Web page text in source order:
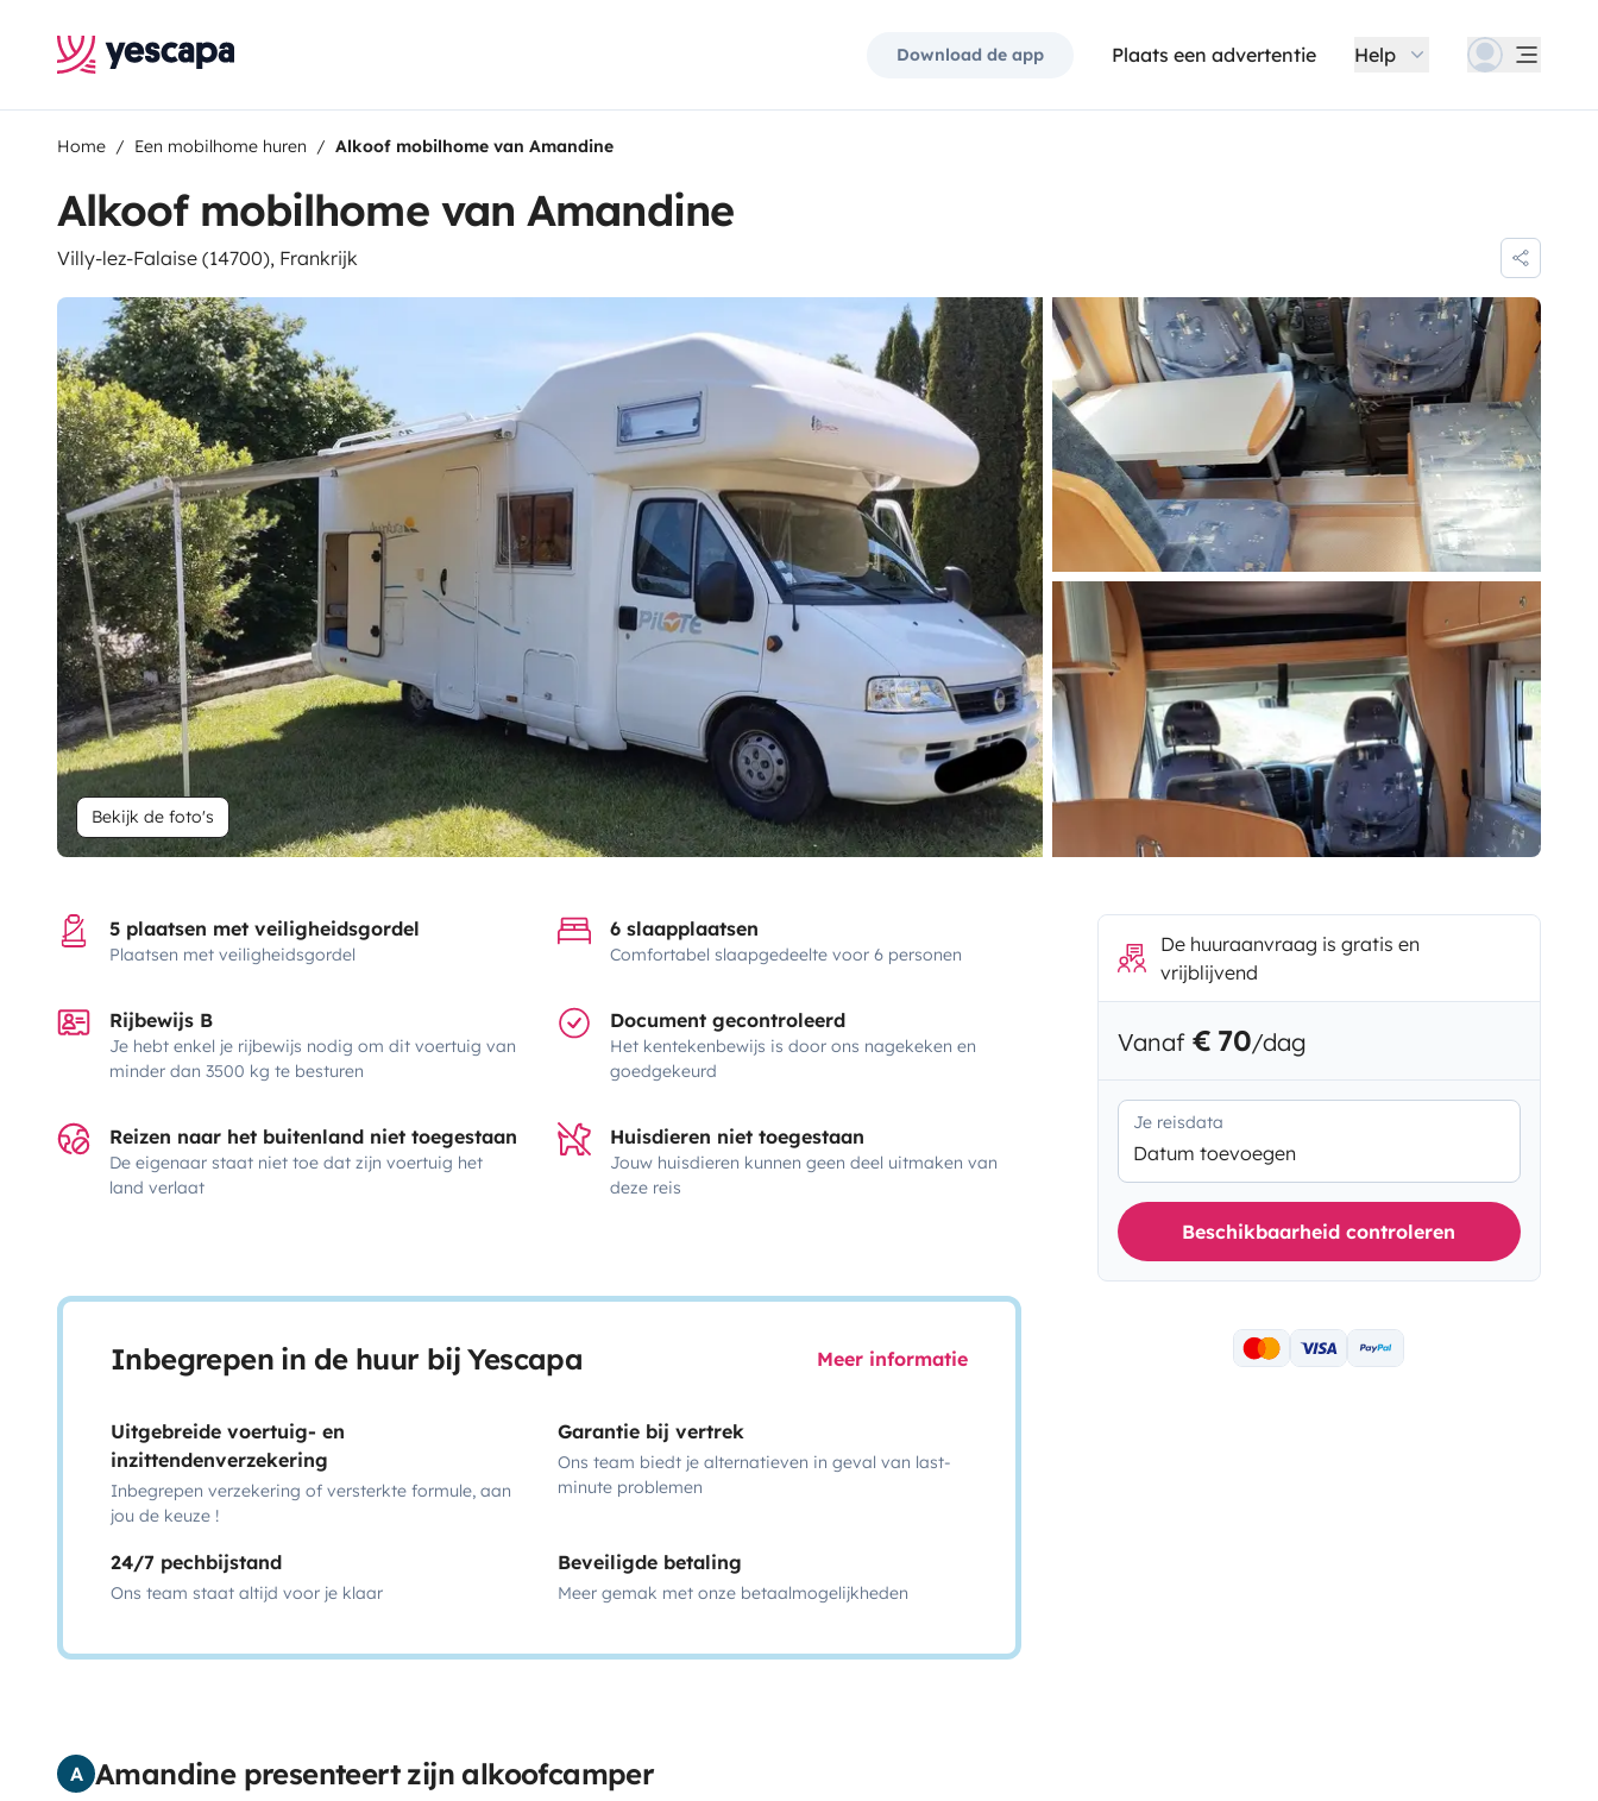
Download de app Plaats een advertentie Help
Home Een mobilhome huren Alkoof mobilhome van Amandine
Alkoof mobilhome van Amandine
Villy-lez-Falaise (14700), Frankrijk
Bekijk de foto's
5 plaatsen met veiligheidsgordel
Plaatsen met veiligheidsgordel
6 slaapplaatsen
Comfortabel slaapgedeelte voor 6 personen
Rijbewijs B
Je hebt enkel je rijbewijs nodig om dit voertuig van
minder dan 3500 kg te besturen
Document gecontroleerd
Het kentekenbewijs is door ons nagekeken en
goedgekeurd
Reizen naar het buitenland niet toegestaan
De eigenaar staat niet toe dat zijn voertuig het
land verlaat
Huisdieren niet toegestaan
Jouw huisdieren kunnen geen deel uitmaken van
deze reis
Inbegrepen in de huur bij Yescapa Meer informatie
Uitgebreide voertuig- en
inzittendenverzekering
Inbegrepen verzekering of versterkte formule, aan
jou de keuze !
Garantie bij vertrek
Ons team biedt je alternatieven in geval van last-
minute problemen
24/7 pechbijstand
Ons team staat altijd voor je klaar
Beveiligde betaling
Meer gemak met onze betaalmogelijkheden
A Amandine presenteert zijn alkoofcamper
De huuraanvraag is gratis en
vrijblijvend
Vanaf € 70/dag
Je reisdata
Datum toevoegen
Beschikbaarheid controleren